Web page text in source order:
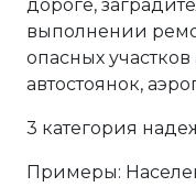
дороге,
выполнении
опасных
автостоянок,
3 категория
Примеры: